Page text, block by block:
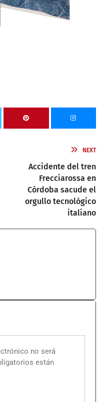
NEXT
Accidente del tren
Frecciarossa en
Córdoba sacude el
orgullo tecnológico
italiano
no será
están